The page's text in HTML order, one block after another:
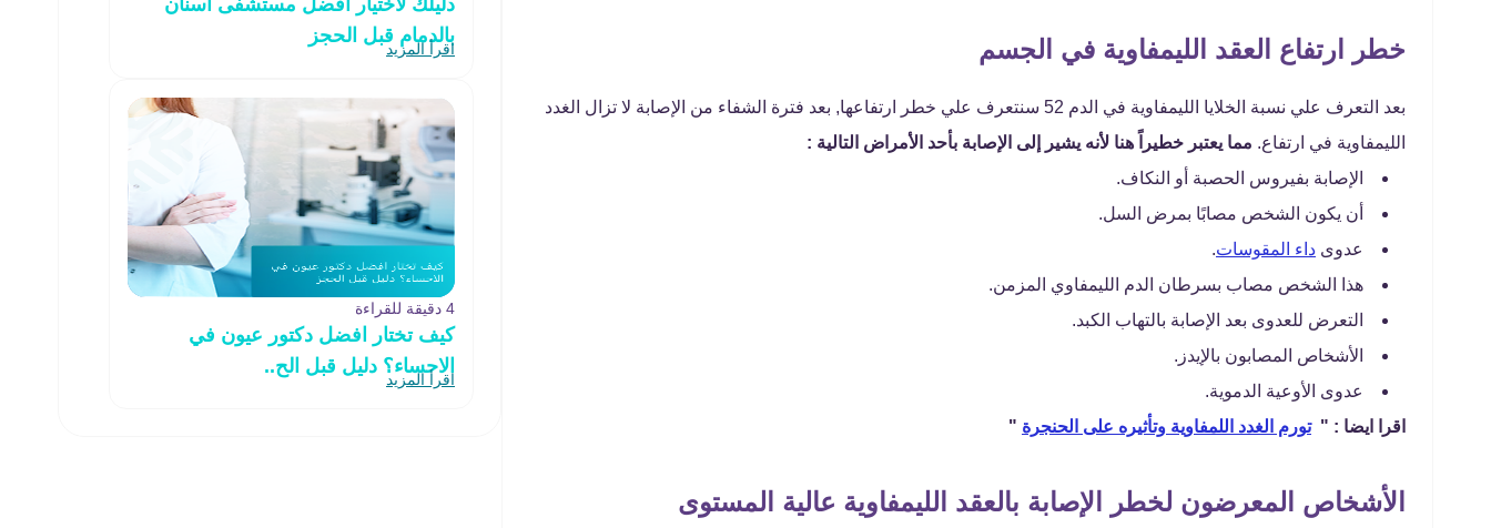
خطر ارتفاع العقد الليمفاوية في الجسم
بعد التعرف علي نسبة الخلايا الليمفاوية في الدم 52 سنتعرف علي خطر ارتفاعها, بعد فترة الشفاء من الإصابة لا تزال الغدد
الليمفاوية في ارتفاع. مما يعتبر خطيراً هنا لأنه يشير إلى الإصابة بأحد الأمراض التالية :
الإصابة بفيروس الحصبة أو النكاف.
أن يكون الشخص مصابًا بمرض السل.
عدوى داء المقوسات.
هذا الشخص مصاب بسرطان الدم الليمفاوي المزمن.
التعرض للعدوى بعد الإصابة بالتهاب الكبد.
الأشخاص المصابون بالإيدز.
عدوى الأوعية الدموية.
اقرا ايضا : "تورم الغدد اللمفاوية وتأثيره على الحنجرة "
الأشخاص المعرضون لخطر الإصابة بالعقد الليمفاوية عالية المستوى
دليلك لاختيار افضل مستشفى أسنان
بالدمام قبل الحجز
اقرأ المزيد
4 دقيقة للقراءة
كيف تختار افضل دكتور عيون في
الاحساء؟ دليل قبل الح..
اقرأ المزيد